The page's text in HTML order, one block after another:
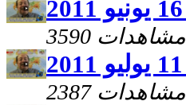
3590 مشاهدات
2387 مشاهدات